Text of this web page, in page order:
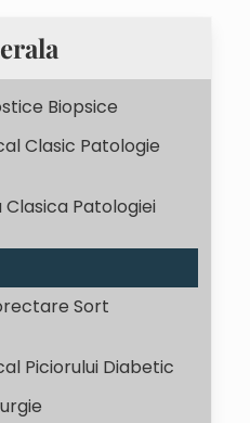
Biopsice
Clasic Patologie
Patologiei
Sort
Piciorului Diabetic